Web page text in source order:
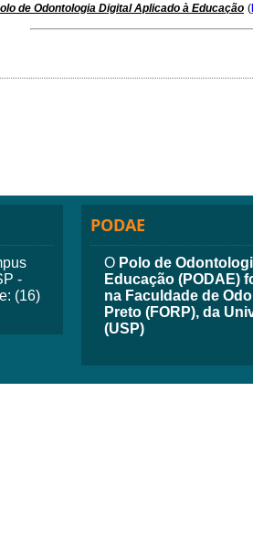
de Odontologia Digital Aplicado à Educação (
-
(16)
PODAE
O Polo de
Educação (PODAE)
na Faculdade de
Preto (FORP), da
(USP)